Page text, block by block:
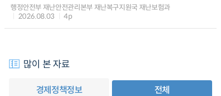
행정안전부 재난안전관리본부 재난복구지원국 재난보험과
2026.08.03
4p
많이 본 자료
경제정책정보 전체